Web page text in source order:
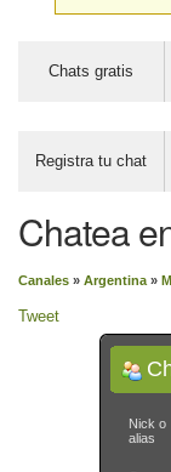
Chats gratis
Registra tu chat
Chatea
Canales » Argentina »
Tweet
Nick o
alias